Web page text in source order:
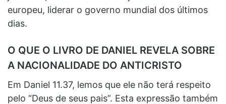
europeu, liderar o governo mundial dos últimos
dias.
O QUE O LIVRO DE DANIEL REVELA SOBRE
A NACIONALIDADE DO ANTICRISTO
Em Daniel 11.37, lemos que ele não terá respeito
pelo “Deus de seus pais”. Esta expressão também